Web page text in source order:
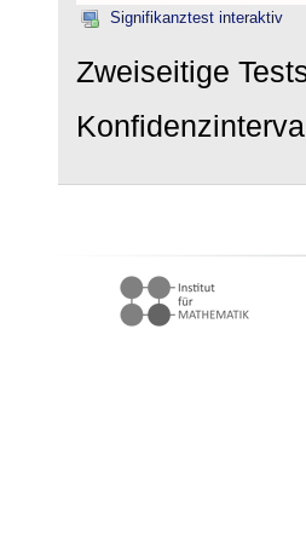
Signifikanztest interaktiv
Zweiseitige